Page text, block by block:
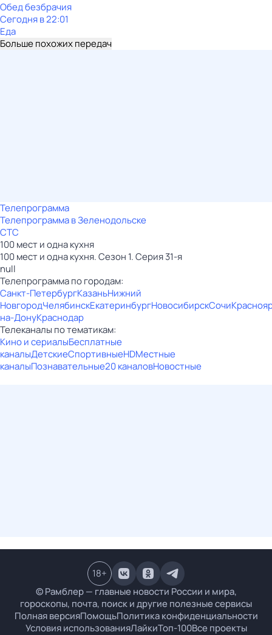
Обед безбрачия
Сегодня в 22:01
Еда
Больше похожих передач
Телепрограмма
Телепрограмма в Зеленодольске
СТС
100 мест и одна кухня
100 мест и одна кухня. Сезон 1. Серия 31-я
null
Телепрограмма по городам:
Санкт-ПетербургКазаньНижний
НовгородЧелябинскЕкатеринбургНовосибирскСочи
на-ДонуКраснодар
Телеканалы по тематикам:
Кино и сериалыБесплатные
каналыДетскиеСпортивныеHDМестные
каналыПознавательные20 каналовНовостные
© Рамблер — главные новости России и мира,
гороскопы, почта, поиск и другие полезные сервисы
Полная версияПомощьПолитика конфиденциальности
Условия использованияЛайкиТоп-100Все проекты
18+